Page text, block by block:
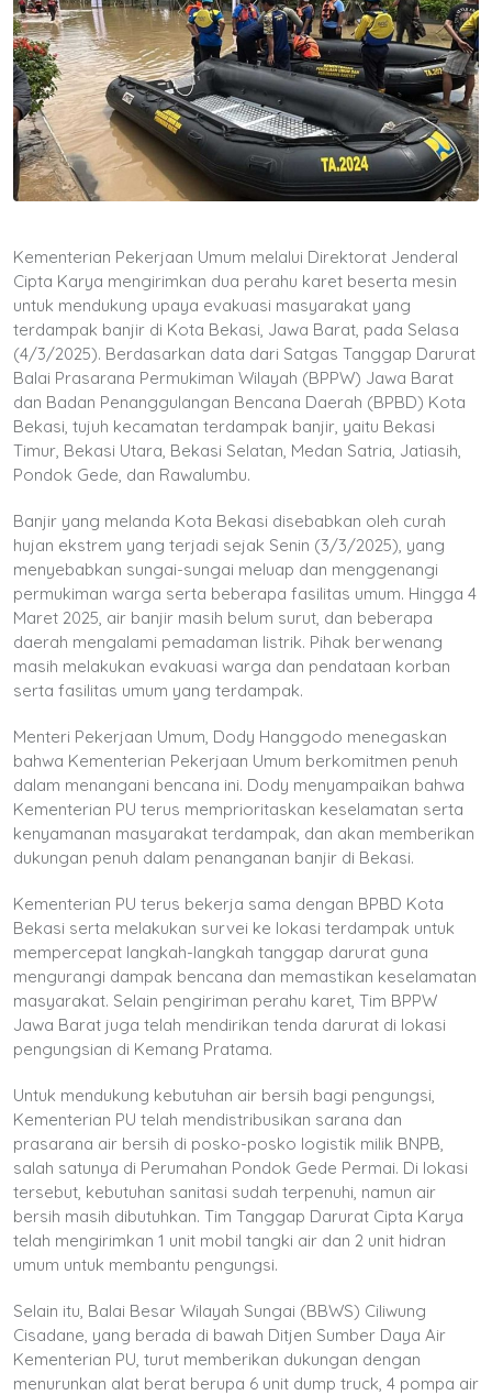
Kementerian Pekerjaan Umum melalui Direktorat Jenderal
Cipta Karya mengirimkan dua perahu karet beserta mesin
untuk mendukung upaya evakuasi masyarakat yang
terdampak banjir di Kota Bekasi, Jawa Barat, pada Selasa
(4/3/2025). Berdasarkan data dari Satgas Tanggap Darurat
Balai Prasarana Permukiman Wilayah (BPPW) Jawa Barat
dan Badan Penanggulangan Bencana Daerah (BPBD) Kota
Bekasi, tujuh kecamatan terdampak banjir, yaitu Bekasi
Timur, Bekasi Utara, Bekasi Selatan, Medan Satria, Jatiasih,
Pondok Gede, dan Rawalumbu.
Banjir yang melanda Kota Bekasi disebabkan oleh curah
hujan ekstrem yang terjadi sejak Senin (3/3/2025), yang
menyebabkan sungai-sungai meluap dan menggenangi
permukiman warga serta beberapa fasilitas umum. Hingga 4
Maret 2025, air banjir masih belum surut, dan beberapa
daerah mengalami pemadaman listrik. Pihak berwenang
masih melakukan evakuasi warga dan pendataan korban
serta fasilitas umum yang terdampak.
Menteri Pekerjaan Umum, Dody Hanggodo menegaskan
bahwa Kementerian Pekerjaan Umum berkomitmen penuh
dalam menangani bencana ini. Dody menyampaikan bahwa
Kementerian PU terus memprioritaskan keselamatan serta
kenyamanan masyarakat terdampak, dan akan memberikan
dukungan penuh dalam penanganan banjir di Bekasi.
Kementerian PU terus bekerja sama dengan BPBD Kota
Bekasi serta melakukan survei ke lokasi terdampak untuk
mempercepat langkah-langkah tanggap darurat guna
mengurangi dampak bencana dan memastikan keselamatan
masyarakat. Selain pengiriman perahu karet, Tim BPPW
Jawa Barat juga telah mendirikan tenda darurat di lokasi
pengungsian di Kemang Pratama.
Untuk mendukung kebutuhan air bersih bagi pengungsi,
Kementerian PU telah mendistribusikan sarana dan
prasarana air bersih di posko-posko logistik milik BNPB,
salah satunya di Perumahan Pondok Gede Permai. Di lokasi
tersebut, kebutuhan sanitasi sudah terpenuhi, namun air
bersih masih dibutuhkan. Tim Tanggap Darurat Cipta Karya
telah mengirimkan 1 unit mobil tangki air dan 2 unit hidran
umum untuk membantu pengungsi.
Selain itu, Balai Besar Wilayah Sungai (BBWS) Ciliwung
Cisadane, yang berada di bawah Ditjen Sumber Daya Air
Kementerian PU, turut memberikan dukungan dengan
menurunkan alat berat berupa 6 unit dump truck, 4 pompa air